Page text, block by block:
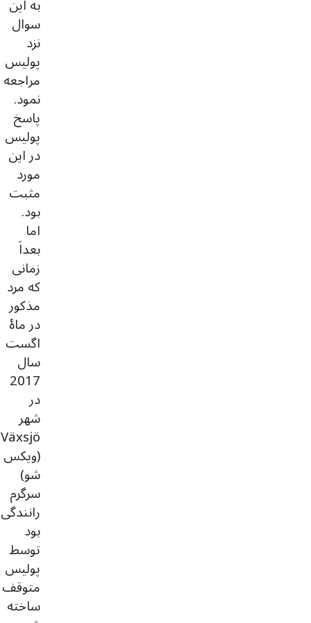
سوال
نزد
پولیس
مراجعه
نمود.
پاسخ
پولیس
در این
مورد
مثبت
بود.
اما
بعداَ
زمانی
که مرد
مذکور
در ماۀ
اگست
سال
2017
در
شهر
Växsjö
(ویکس
شو)
سرگرم
رانندگی
بود
توسط
پولیس
متوقف
ساخته